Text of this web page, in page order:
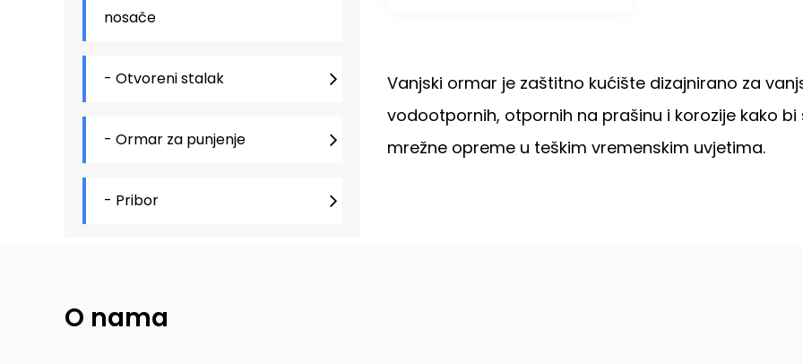
nosače
- Otvoreni stalak
- Ormar za punjenje
- Pribor
Vanjski ormar je zaštitno kućište dizajnirano za
vodootpornih, otpornih na prašinu i korozije kako
mrežne opreme u teškim vremenskim uvjetima.
O nama